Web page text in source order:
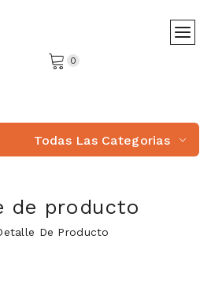
0
Todas Las Categorias
de producto
De Producto